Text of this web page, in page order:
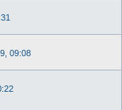
09:08